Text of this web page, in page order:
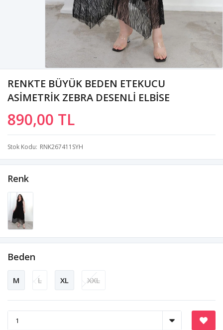
RENKTE BÜYÜK BEDEN ETEKUCU
ASİMETRİK ZEBRA DESENLİ ELBİSE
890,00 TL
Stok Kodu RNK267411SYH
Renk
Beden
M L XL XXL